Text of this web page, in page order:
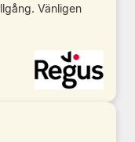
Vänligen